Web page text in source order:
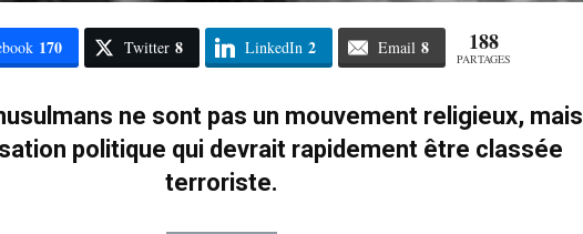
170 Twitter 8 LinkedIn 2 Email 8 188
PARTAGES
ne sont pas un mouvement religieux, mais
politique qui devrait rapidement être classée
terroriste.